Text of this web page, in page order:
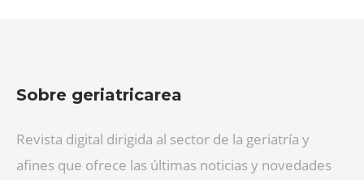
Sobre geriatricarea
Revista digital dirigida al sector de la geriatría y
afines que ofrece las últimas noticias y novedades